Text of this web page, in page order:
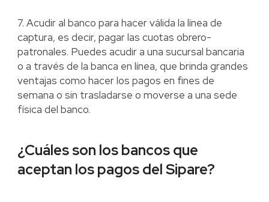
7. Acudir al banco para hacer válida la línea de
captura, es decir, pagar las cuotas obrero-
patronales. Puedes acudir a una sucursal bancaria
o a través de la banca en línea, que brinda grandes
ventajas como hacer los pagos en fines de
semana o sin trasladarse o moverse a una sede
física del banco.
¿Cuáles son los bancos que
aceptan los pagos del Sipare?